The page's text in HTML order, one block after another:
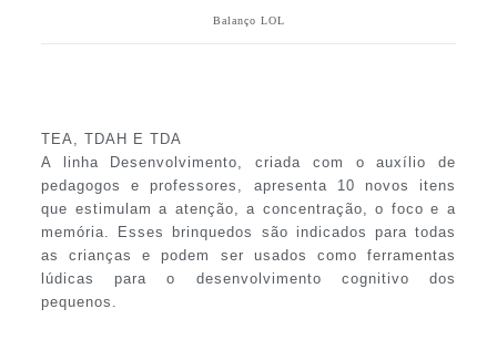
Balanço LOL
TEA, TDAH E TDA
A linha Desenvolvimento, criada com o auxílio de
pedagogos e professores, apresenta 10 novos itens
que estimulam a atenção, a concentração, o foco e a
memória. Esses brinquedos são indicados para todas
as crianças e podem ser usados como ferramentas
lúdicas para o desenvolvimento cognitivo dos
pequenos.